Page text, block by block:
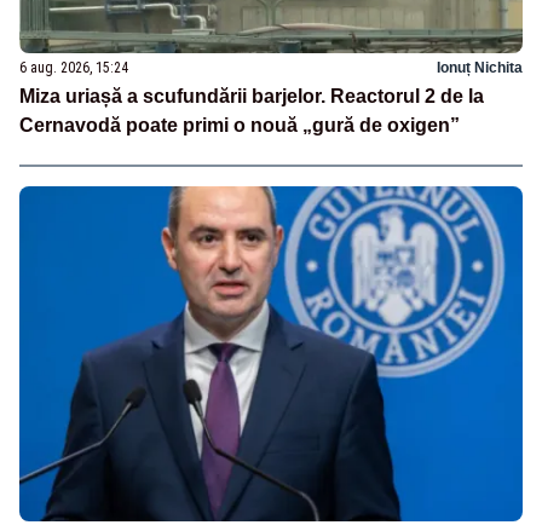
6 aug. 2026, 15:24 Ionuț Nichita
Miza uriașă a scufundării barjelor. Reactorul 2 de la
Cernavodă poate primi o nouă „gură de oxigen”